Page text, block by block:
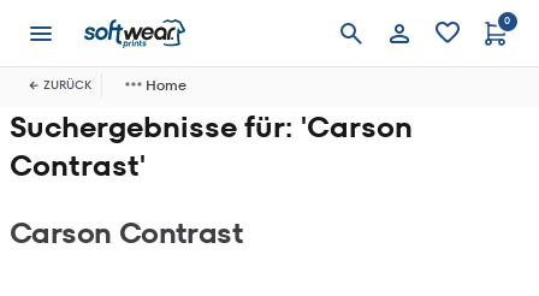
Anmelden
0
ZURÜCK Home
Suchergebnisse für: 'Carson
Contrast'
Carson Contrast